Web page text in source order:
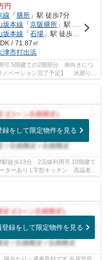
円
線 「膳所 」駅 徒歩7分
坂本線 「京阪膳所 」駅 徒歩7分
坂本線 「石場 」駅 徒歩10分
/ 71.87㎡
津市打出浜
可 5階建ての2階部分 南向きにつ
ノベーション完了予定】 水廻り交
録をして限定物件を見る
駅徒歩13分 2沿線利用可 10階建て
ターあり L字型キッチン 高温差湯
登録をして限定物件を見る